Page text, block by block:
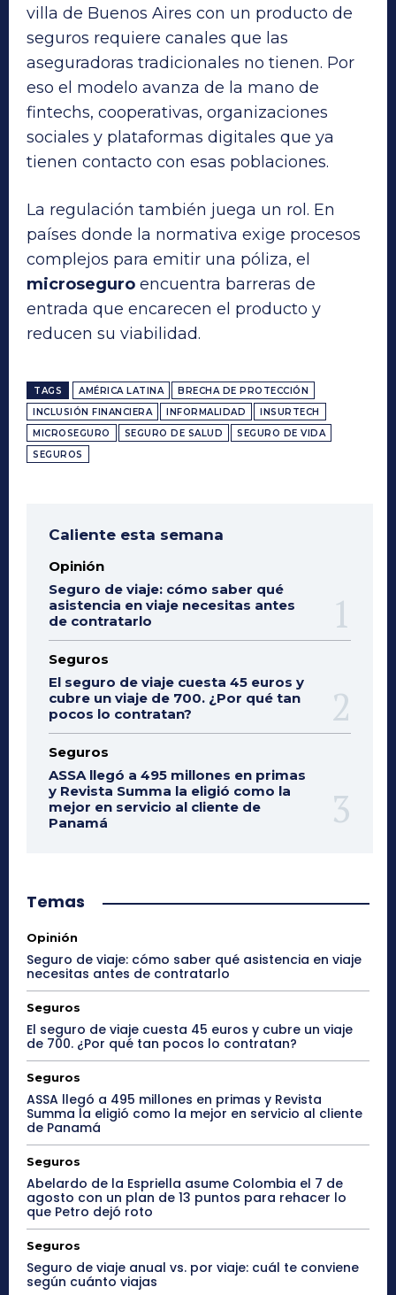
villa de Buenos Aires con un producto de
seguros requiere canales que las
aseguradoras tradicionales no tienen. Por
eso el modelo avanza de la mano de
fintechs, cooperativas, organizaciones
sociales y plataformas digitales que ya
tienen contacto con esas poblaciones.
La regulación también juega un rol. En
países donde la normativa exige procesos
complejos para emitir una póliza, el
microseguro encuentra barreras de
entrada que encarecen el producto y
reducen su viabilidad.
TAGS AMÉRICA LATINA
BRECHA DE PROTECCIÓN
INCLUSIÓN FINANCIERA
INFORMALIDAD
INSURTECH
MICROSEGURO
SEGURO DE SALUD
SEGURO DE VIDA
SEGUROS
Caliente esta semana
Opinión
Seguro de viaje: cómo saber qué
asistencia en viaje necesitas antes
de contratarlo
Seguros
El seguro de viaje cuesta 45 euros y
cubre un viaje de 700. ¿Por qué tan
pocos lo contratan?
Seguros
ASSA llegó a 495 millones en primas
y Revista Summa la eligió como la
mejor en servicio al cliente de
Panamá
Temas
Opinión
Seguro de viaje: cómo saber qué asistencia en viaje
necesitas antes de contratarlo
Seguros
El seguro de viaje cuesta 45 euros y cubre un viaje
de 700. ¿Por qué tan pocos lo contratan?
Seguros
ASSA llegó a 495 millones en primas y Revista
Summa la eligió como la mejor en servicio al cliente
de Panamá
Seguros
Abelardo de la Espriella asume Colombia el 7 de
agosto con un plan de 13 puntos para rehacer lo
que Petro dejó roto
Seguros
Seguro de viaje anual vs. por viaje: cuál te conviene
según cuánto viajas